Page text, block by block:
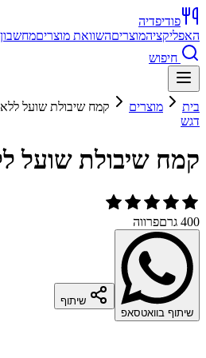
פודיפדיה
האפליקציהמוצריםהשוואת מוצרים
חיפוש
בית מוצרים
קמח שיבולת שועל ללא
דגש
קמח שיבולת שועל
400 גרם פרווה
שיתוף בוואטסאפ
שיתוף